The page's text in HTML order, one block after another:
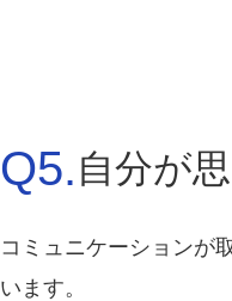
Q5.自分が
コミュニケーションが
います。